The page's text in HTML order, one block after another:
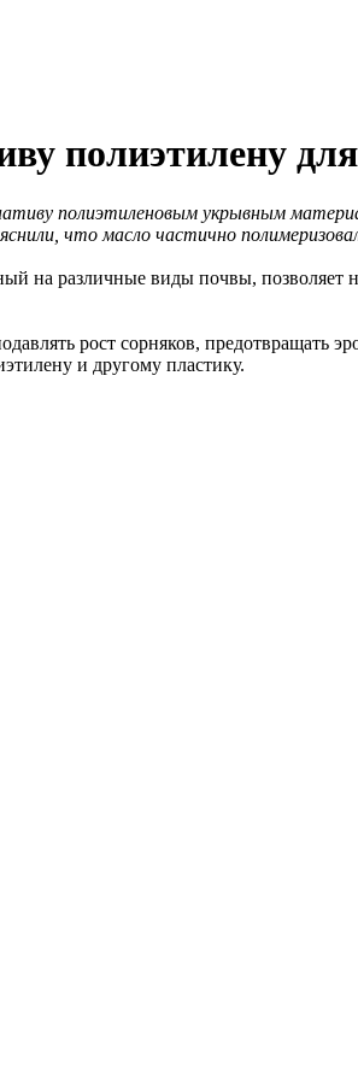
полиэтилену
полиэтиленовым укрывным
что масло частично
на различные виды почвы,
рост сорняков, предотвращать
и другому пластику.